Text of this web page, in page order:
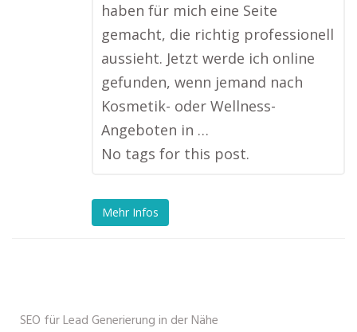
haben für mich eine Seite
gemacht, die richtig professionell
aussieht. Jetzt werde ich online
gefunden, wenn jemand nach
Kosmetik- oder Wellness-
Angeboten in …
No tags for this post.
Mehr Infos
SEO für Lead Generierung in der Nähe